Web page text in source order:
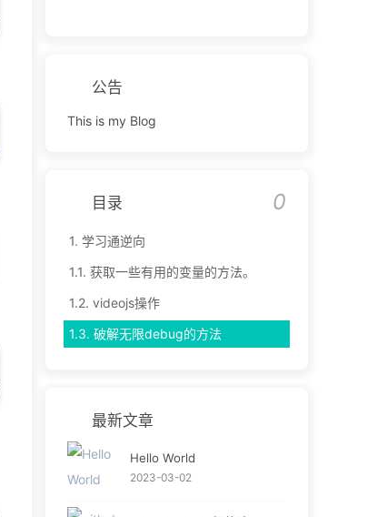
公告
This is my Blog
目录 0
1. 学习通逆向
1.1. 获取一些有用的变量的方法。
1.2. videojs操作
1.3. 破解无限debug的方法
最新文章
Hello World
2023-03-02